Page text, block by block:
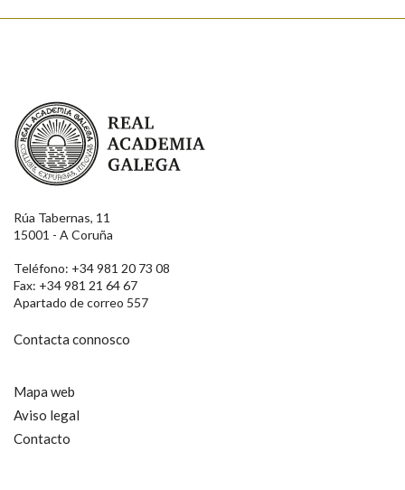
Real Academia Galega
Rúa Tabernas, 11
15001 - A Coruña
Teléfono: +34 981 20 73 08
Fax: +34 981 21 64 67
Apartado de correo 557
Contacta connosco
Mapa web
Aviso legal
Contacto